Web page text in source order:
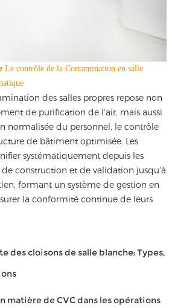
Le contrôle de la Contamination en salle
des salles propres repose non
de purification de l’air, mais aussi
normalisée du personnel, le contrôle
de bâtiment optimisée. Les
systématiquement depuis les
construction et de validation jusqu’à
formant un système de gestion en
la conformité continue de leurs
des cloisons de salle blanche: Types,
matière de CVC dans les opérations